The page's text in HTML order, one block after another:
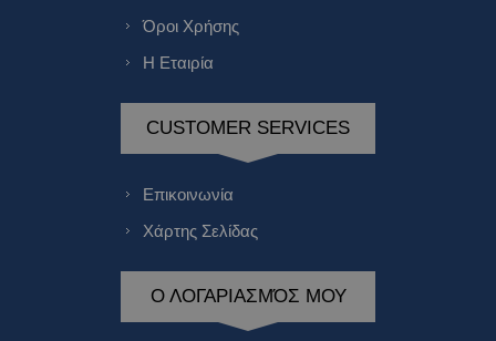
Όροι Χρήσης
Η Εταιρία
CUSTOMER SERVICES
Επικοινωνία
Χάρτης Σελίδας
Ο ΛΟΓΑΡΙΑΣΜΌΣ ΜΟΥ